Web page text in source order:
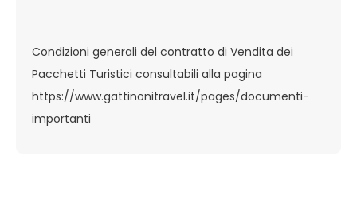
Condizioni generali del contratto di Vendita dei
Pacchetti Turistici consultabili alla pagina
https://www.gattinonitravel.it/pages/documenti-
importanti